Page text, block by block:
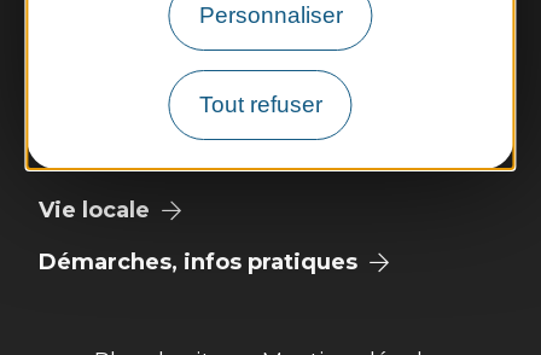
Personnaliser
Tout refuser
Vie municipale
Vie locale
Démarches, infos pratiques